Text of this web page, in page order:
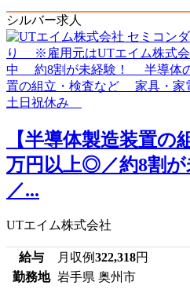
シルバー求人
【半導体製造装置の
万円以上◎／約8割
／...
UTエイム株式会社
給与 月収例322,318円
勤務地 岩手県 奥州市